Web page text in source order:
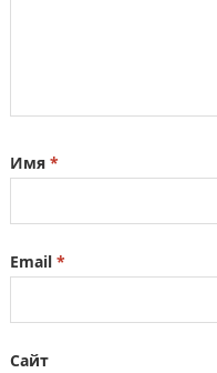
Имя *
Email *
Сайт